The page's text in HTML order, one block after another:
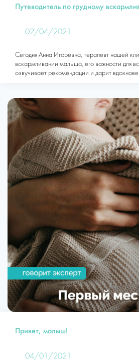
Путеводитель по грудному
02/04/2021
Сегодня Анна Игоревна, терапевт нашей
вскармливании малыша, его важности для
озвучивает рекомендации и дарит
Привет, малыш!
04/01/2021